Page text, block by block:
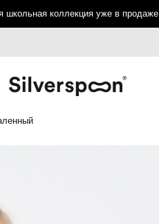
школьная коллекция уже в продаже